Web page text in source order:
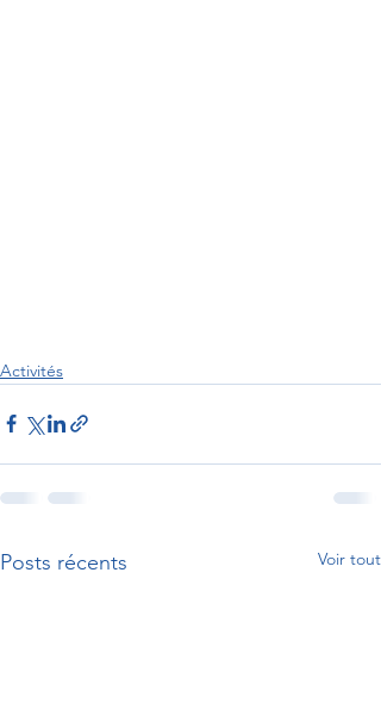
Activités
Posts récents Voir tout